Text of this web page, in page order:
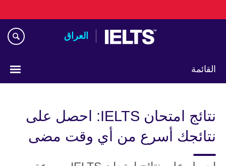
to
العراق
القائمة
نتائج امتحان IELTS: احصل على
نتائجك أسرع من أي وقت مضى